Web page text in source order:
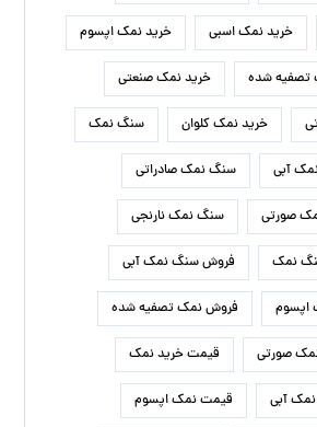
خرید نمک اسبی خرید نمک اپسوم
تصفیه شده خرید نمک صنعتی
خرید نمک کلوان سنگ نمک
آبی سنگ نمک صادراتی
صورتی سنگ نمک نارنجی
نمک فروش سنگ نمک آبی
اپسوم فروش نمک تصفیه شده
صورتی قیمت خرید نمک
آبی قیمت نمک اپسوم